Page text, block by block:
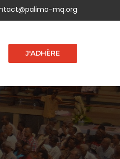
mq.org
J'ADHÈRE